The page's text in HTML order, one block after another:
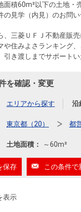
探す
子ブック）
子ブック）
面積60m²以下の土地・
の見学（内見）のお問い
、三菱ＵＦＪ不動産販
や住みよさランキング
引き渡しまでサポートい
を確認・変更
エリアから探す 沿
東京都（20） 都
土地面積： ～60m²
保存 この条件で
表示